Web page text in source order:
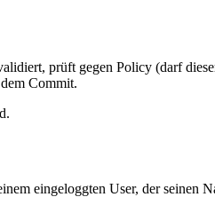
prüft gegen Policy (darf
Commit.
eingeloggten User, der seinen